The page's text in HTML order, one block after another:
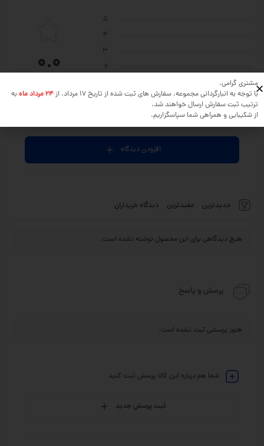
جدیدترین مفیدترین دیدگاه خریداران
هیچ دیدگاهی برای این محصول نوشته نشده است.
5
4
3
2
0.0
نظر خود را در مورد این محصول بنویسید ...
افزودن دیدگاه
پرسش و پاسخ
هنوز پرسشی ثبت نشده است.
شما هم درباره این کالا پرسش ثبت کنید
ثبت پرسش جدید
مشتری گرامی،
با توجه به انبارگردانی مجموعه، سفارش های ثبت شده از تاریخ 17 مرداد، از
24 مرداد ماه
به
ترتیب ثبت سفارش ارسال خواهند شد.
از شکیبایی و همراهی شما سپاسگزاریم.